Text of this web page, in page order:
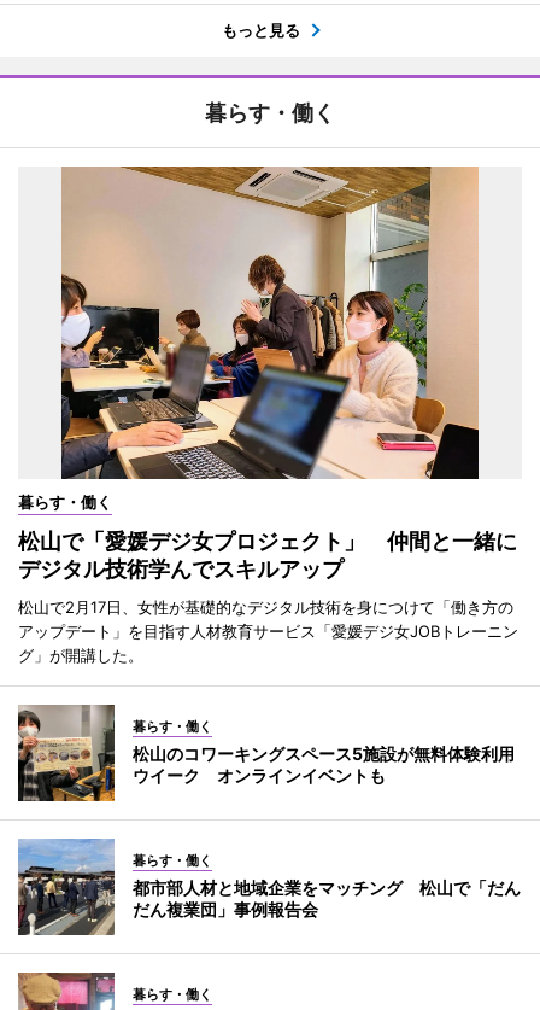
もっと見る
暮らす・働く
暮らす・働く
松山で「愛媛デジ女プロジェクト」 仲間と一緒に
デジタル技術学んでスキルアップ
松山で2月17日、女性が基礎的なデジタル技術を身につけて「働き方の
アップデート」を目指す人材教育サービス「愛媛デジ女JOBトレーニン
グ」が開講した。
暮らす・働く
松山のコワーキングスペース5施設が無料体験利用
ウイーク オンラインイベントも
暮らす・働く
都市部人材と地域企業をマッチング 松山で「だん
だん複業団」事例報告会
暮らす・働く